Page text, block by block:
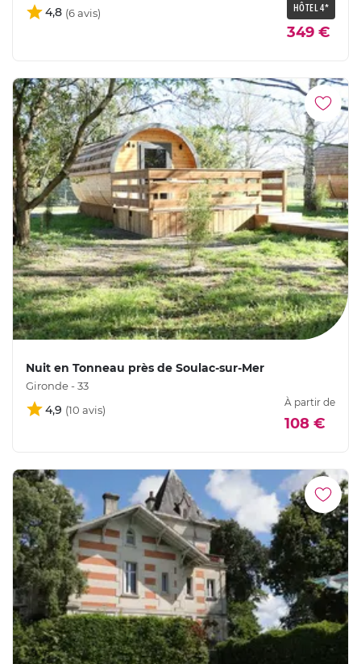
4,8 HÔTEL 4*
349 €
Nuit en Tonneau près de Soulac-sur-Mer
Gironde - 33
4,9
À partir de
108 €